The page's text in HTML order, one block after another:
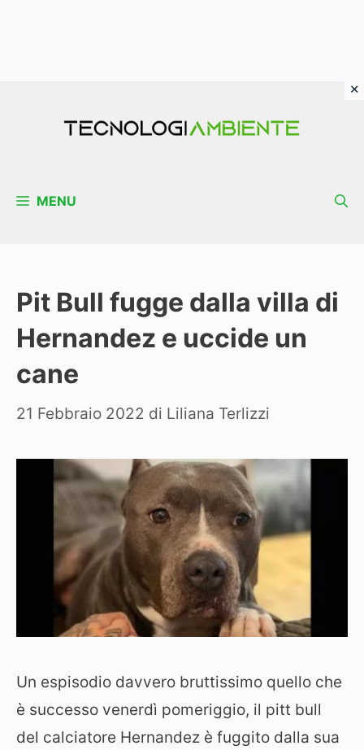
MENU
Pit Bull fugge dalla villa di
Hernandez e uccide un
cane
21 Febbraio 2022 di Liliana Terlizzi
Un espisodio davvero bruttissimo quello che
è successo venerdì pomeriggio, il pitt bull
del calciatore Hernandez è fuggito dalla sua